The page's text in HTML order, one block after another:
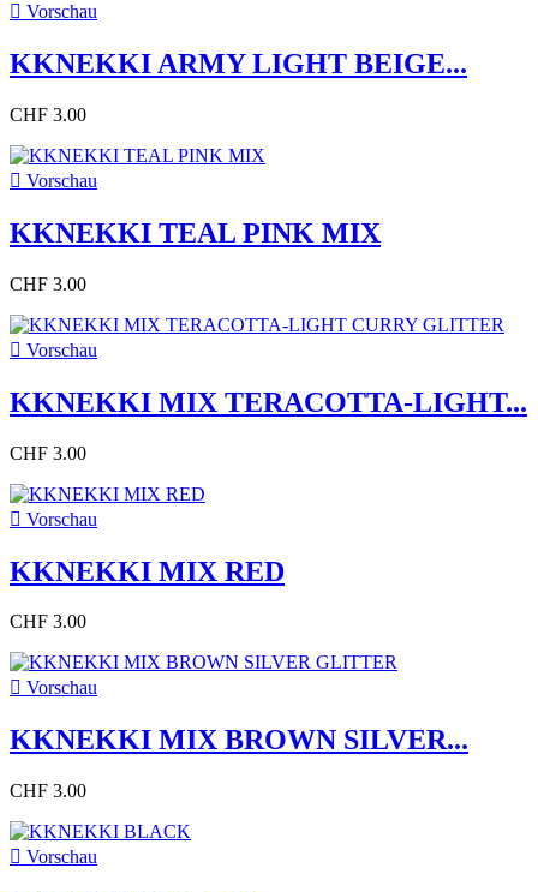
 Vorschau
KKNEKKI ARMY LIGHT BEIGE...
CHF 3.00
 Vorschau
KKNEKKI TEAL PINK MIX
CHF 3.00
 Vorschau
KKNEKKI MIX TERACOTTA-LIGHT...
CHF 3.00
 Vorschau
KKNEKKI MIX RED
CHF 3.00
 Vorschau
KKNEKKI MIX BROWN SILVER...
CHF 3.00
 Vorschau